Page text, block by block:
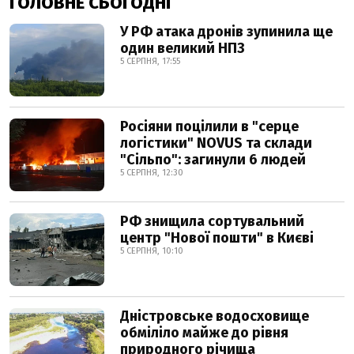
У РФ атака дронів зупинила ще
один великий НПЗ
5 СЕРПНЯ, 17:55
Росіяни поцілили в "серце
логістики" NOVUS та склади
"Сільпо": загинули 6 людей
5 СЕРПНЯ, 12:30
РФ знищила сортувальний
центр "Нової пошти" в Києві
5 СЕРПНЯ, 10:10
Дністровське водосховище
обміліло майже до рівня
природного річища